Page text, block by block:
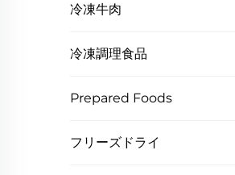
冷凍牛肉
冷凍調理食品
Prepared Foods
フリーズドライ